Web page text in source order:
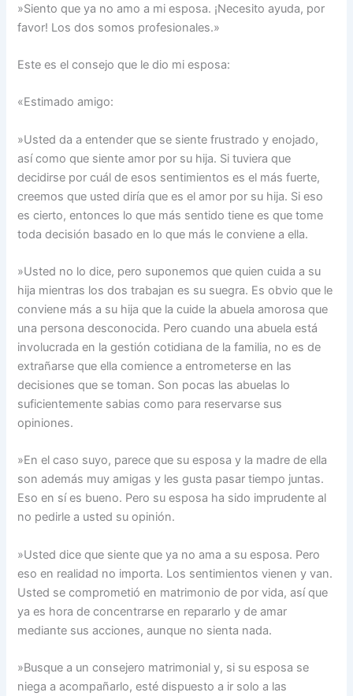
»Siento que ya no amo a mi esposa. ¡Necesito ayuda, por
favor! Los dos somos profesionales.»
Este es el consejo que le dio mi esposa:
«Estimado amigo:
»Usted da a entender que se siente frustrado y enojado,
así como que siente amor por su hija. Si tuviera que
decidirse por cuál de esos sentimientos es el más fuerte,
creemos que usted diría que es el amor por su hija. Si eso
es cierto, entonces lo que más sentido tiene es que tome
toda decisión basado en lo que más le conviene a ella.
»Usted no lo dice, pero suponemos que quien cuida a su
hija mientras los dos trabajan es su suegra. Es obvio que le
conviene más a su hija que la cuide la abuela amorosa que
una persona desconocida. Pero cuando una abuela está
involucrada en la gestión cotidiana de la familia, no es de
extrañarse que ella comience a entrometerse en las
decisiones que se toman. Son pocas las abuelas lo
suficientemente sabias como para reservarse sus
opiniones.
»En el caso suyo, parece que su esposa y la madre de ella
son además muy amigas y les gusta pasar tiempo juntas.
Eso en sí es bueno. Pero su esposa ha sido imprudente al
no pedirle a usted su opinión.
»Usted dice que siente que ya no ama a su esposa. Pero
eso en realidad no importa. Los sentimientos vienen y van.
Usted se comprometió en matrimonio de por vida, así que
ya es hora de concentrarse en repararlo y de amar
mediante sus acciones, aunque no sienta nada.
»Busque a un consejero matrimonial y, si su esposa se
niega a acompañarlo, esté dispuesto a ir solo a las